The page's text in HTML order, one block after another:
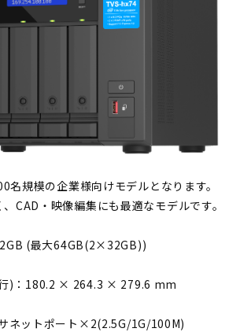
名規模の企業様向けモデルとなります。
CAD・映像編集にも最適なモデルです。
(最大64GB(2×32GB))
)：180.2 × 264.3 × 279.6 mm
ネットポート×2(2.5G/1G/100M)